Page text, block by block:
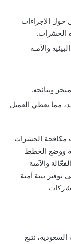
حول الإجراءات
الحشرات.
والآمنة
ونتائجه.
مما يعطي العميل
مكافحة الحشرات
ووضع الخطط
والآمنة
توفير بيئة آمنة
تتبع